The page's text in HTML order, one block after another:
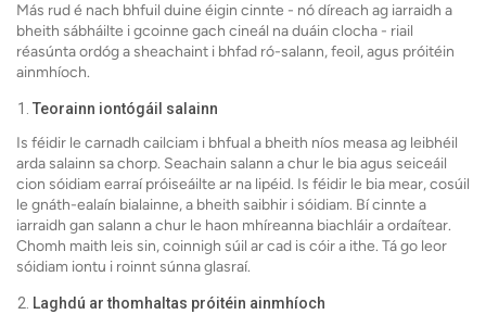
Más rud é nach bhfuil duine éigin cinnte - nó díreach ag iarraidh a
bheith sábháilte i gcoinne gach cineál na duáin clocha - riail
réasúnta ordóg a sheachaint i bhfad ró-salann, feoil, agus próitéin
ainmhíoch.
Teorainn iontógáil salainn
Is féidir le carnadh cailciam i bhfual a bheith níos measa ag leibhéil
arda salainn sa chorp. Seachain salann a chur le bia agus seiceáil
cion sóidiam earraí próiseáilte ar na lipéid. Is féidir le bia mear, cosúil
le gnáth-ealaín bialainne, a bheith saibhir i sóidiam. Bí cinnte a
iarraidh gan salann a chur le haon mhíreanna biachláir a ordaítear.
Chomh maith leis sin, coinnigh súil ar cad is cóir a ithe. Tá go leor
sóidiam iontu i roinnt súnna glasraí.
Laghdú ar thomhaltas próitéin ainmhíoch